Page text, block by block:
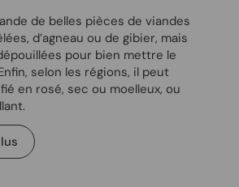
de belles pièces de viandes
d’agneau ou de gibier, mais
pour bien mettre le
selon les régions, il peut
en rosé, sec ou moelleux, ou